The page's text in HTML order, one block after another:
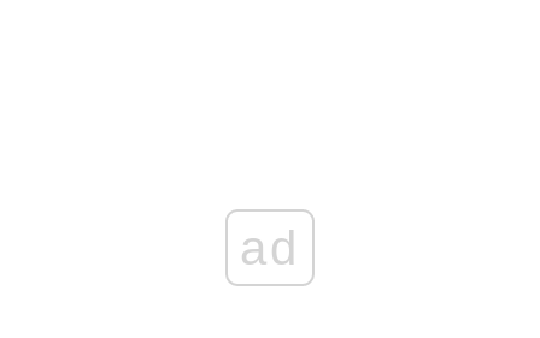
ad